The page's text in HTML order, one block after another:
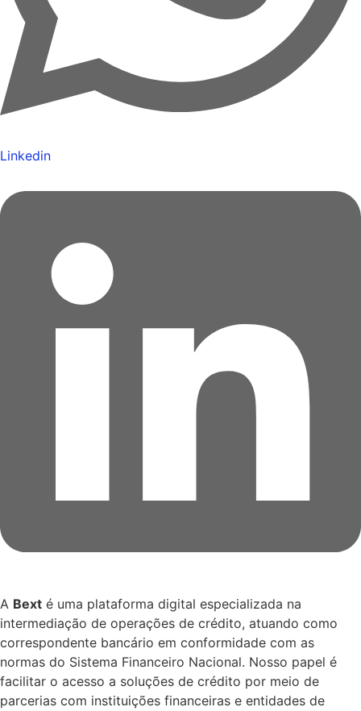
Linkedin
A Bext é uma plataforma digital especializada na
intermediação de operações de crédito, atuando como
correspondente bancário em conformidade com as
normas do Sistema Financeiro Nacional. Nosso papel é
facilitar o acesso a soluções de crédito por meio de
parcerias com instituições financeiras e entidades de